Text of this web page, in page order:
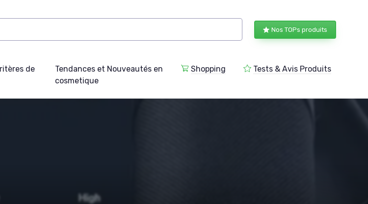
Nos TOPs produits
de
Tendances et Nouveautés en
cosmetique
Shopping Tests & Avis Produits